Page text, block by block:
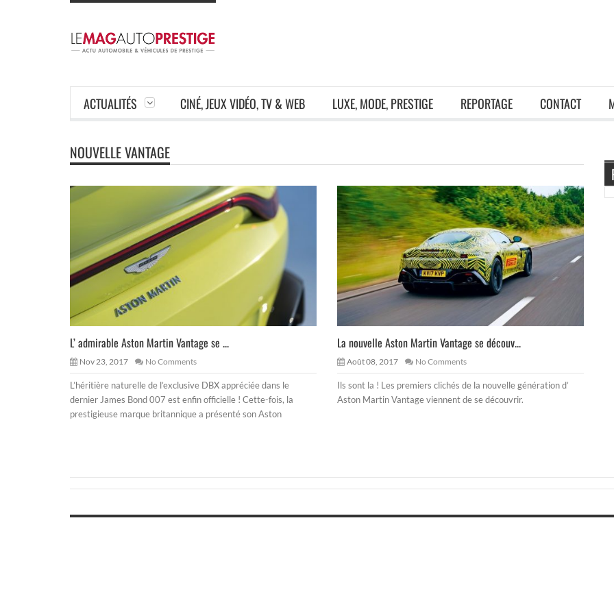
ACTUALITÉS CINÉ, JEUX VIDÉO, TV & WEB LUXE, MODE, PRESTIGE REPORTAGE CONTACT
NOUVELLE VANTAGE
L’ admirable Aston Martin Vantage se ...
Nov 23, 2017 No Comments
L’héritière naturelle de l’exclusive DBX appréciée dans le
dernier James Bond 007 est enfin officielle ! Cette-fois, la
prestigieuse marque britannique a présenté son Aston
La nouvelle Aston Martin Vantage se découv...
Août 08, 2017 No Comments
Ils sont la ! Les premiers clichés de la nouvelle génération d’
Aston Martin Vantage viennent de se découvrir.